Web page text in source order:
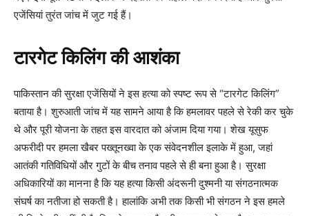
एजेंसियां तुरंत जांच में जुट गई हैं।
टारगेट किलिंग की आशंका
पाकिस्तान की सुरक्षा एजेंसियों ने इस हत्या को स्पष्ट रूप से “टारगेट किलिंग”
बताया है। शुरुआती जांच में यह सामने आया है कि हमलावर पहले से रेकी कर चुके
थे और पूरी योजना के तहत इस वारदात को अंजाम दिया गया। शेख यूसुफ
अफरीदी पर हमला खैबर पख्तूनख्वा के एक संवेदनशील इलाके में हुआ, जहां
आतंकी गतिविधियों और गुटों के बीच तनाव पहले से ही बना हुआ है। सुरक्षा
अधिकारियों का मानना है कि यह हत्या किसी अंदरूनी दुश्मनी या संगठनात्मक
संघर्ष का नतीजा हो सकती है। हालांकि अभी तक किसी भी संगठन ने इस हमले